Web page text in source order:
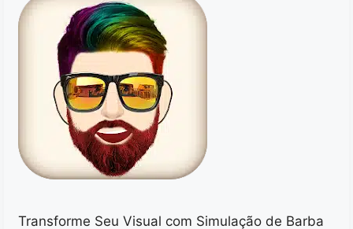
Transforme Seu Visual com Simulação de Barba